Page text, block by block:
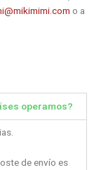
o a
operamos?
de envío es